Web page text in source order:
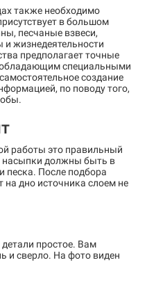
также необходимо
в большом
песчаные взвеси,
жизнедеятельности
предполагает точные
специальными
создание
по поводу того,
работы это правильный
насыпки должны быть в
песка. После подбора
дно источника слоем не
простое. Вам
и сверло. На фото виден